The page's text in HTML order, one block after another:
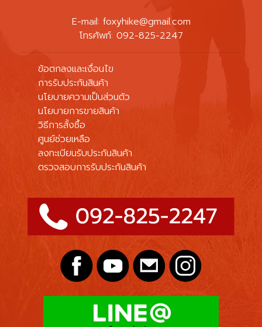
E-mail: foxyhike@gmail.com
โทรศัพท์: 092-825-2247
ข้อตกลงและเงื่อนไข
การรับประกันสินค้า
นโยบายความเป็นส่วนตัว
นโยบายการขายสินค้า
วิธีการสั้งซื้อ
ศูนย์ช่วยเหลือ
ลงทะเบียนรับประกันสินค้า
ตรวจสอบการรับประกันสินค้า